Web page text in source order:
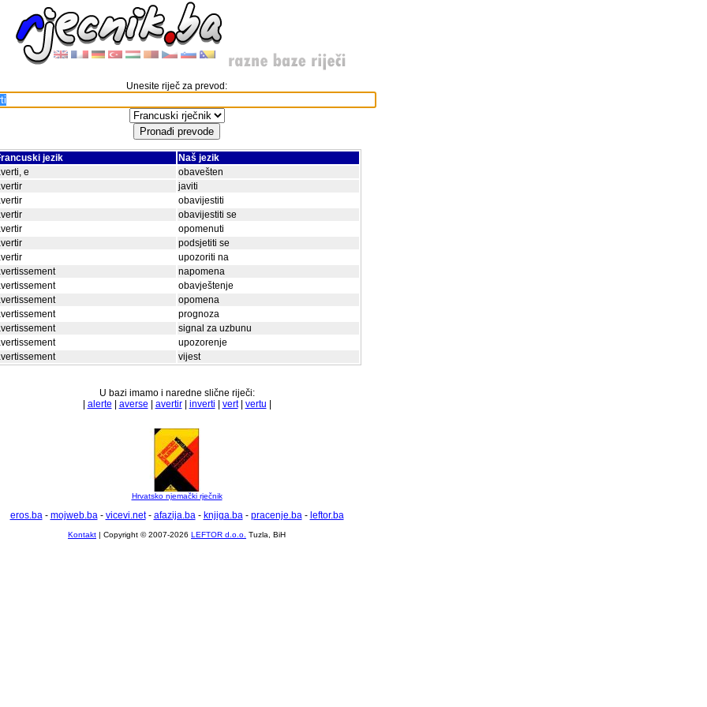
Unesite riječ za prevod:
jezik
Naš jezik
e
obavešten
javiti
obavijestiti
obavijestiti se
opomenuti
podsjetiti se
upozoriti na
napomena
obavještenje
opomena
prognoza
signal za uzbunu
upozorenje
vijest
U bazi imamo i naredne slične riječi:
alerte averse avertir| inverti vert| vertu
Hrvatsko njemački rječnik
eros.ba- mojweb.ba- vicevi.net- afazija.ba- knjiga.ba- pracenje.ba- leftor.ba
Kontakt | Copyright © 2007-2026 LEFTOR d.o.o. Tuzla, BiH